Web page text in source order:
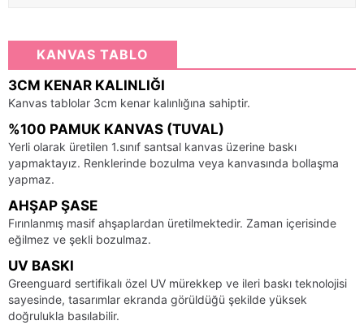
KANVAS TABLO
3CM KENAR KALINLIĞI
Kanvas tablolar 3cm kenar kalınlığına sahiptir.
%100 PAMUK KANVAS (TUVAL)
Yerli olarak üretilen 1.sınıf santsal kanvas üzerine baskı
yapmaktayız. Renklerinde bozulma veya kanvasında bollaşma
yapmaz.
AHŞAP ŞASE
Fırınlanmış masif ahşaplardan üretilmektedir. Zaman içerisinde
eğilmez ve şekli bozulmaz.
UV BASKI
Greenguard sertifikalı özel UV mürekkep ve ileri baskı teknolojisi
sayesinde, tasarımlar ekranda görüldüğü şekilde yüksek
doğrulukla basılabilir.